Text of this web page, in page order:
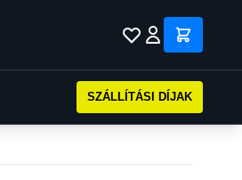
SZÁLLÍTÁSI DÍJAK